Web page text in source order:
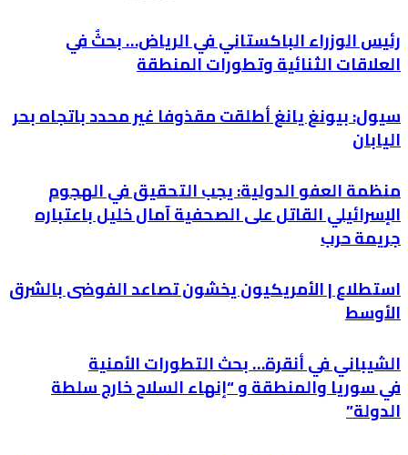
رئيس الوزراء الباكستاني في الرياض… بحثٌ في
العلاقات الثنائية وتطورات المنطقة
سيول: بيونغ يانغ أطلقت مقذوفا غير محدد باتجاه بحر
اليابان
منظمة العفو الدولية: يجب التحقيق في الهجوم
الإسرائيلي القاتل على الصحفية آمال خليل باعتباره
جريمة حرب
استطلاع | الأمريكيون يخشون تصاعد الفوضى بالشرق
الأوسط
الشيباني في أنقرة… بحث التطورات الأمنية
في سوريا والمنطقة و “إنهاء السلاح خارج سلطة
الدولة”